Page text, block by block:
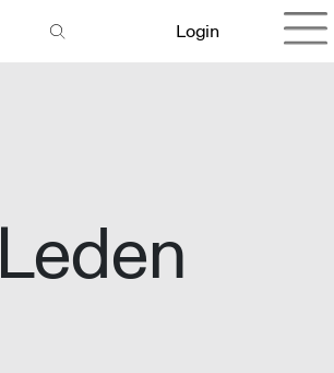
Login
Leden